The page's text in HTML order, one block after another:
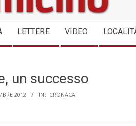
LETTERE VIDEO
un successo
2012 IN: CRONACA